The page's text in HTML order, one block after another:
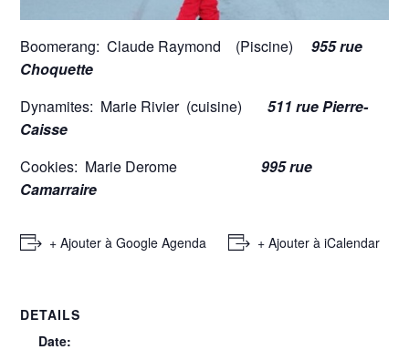
Boomerang: Claude Raymond (Piscine)955 rue
Choquette
Dynamites: Marie Rivier (cuisine)511 rue Pierre-
Caisse
Cookies: Marie Derome
995 rue
Camarraire
+ Ajouter à Google Agenda + Ajouter à iCalendar
DETAILS
Date: